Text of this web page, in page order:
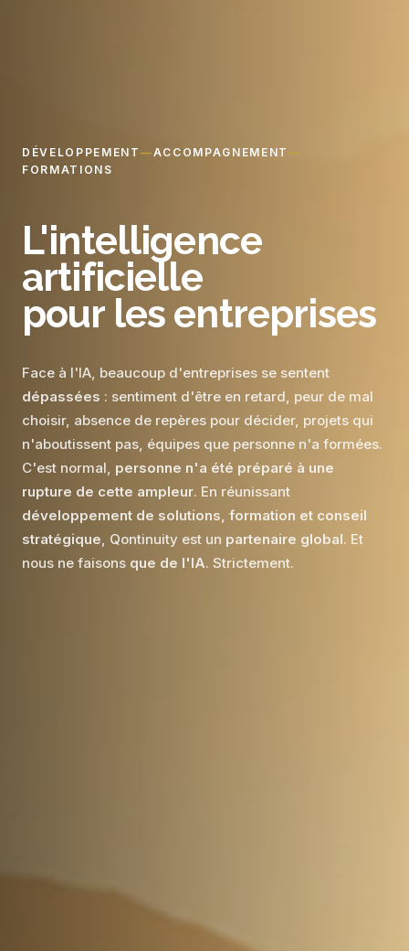
DÉVELOPPEMENT —ACCOMPAGNEMENT—
FORMATIONS
L'intelligence
artificielle
pour les entreprises
Face à l'IA, beaucoup d'entreprises se sentent
dépassées : sentiment d'être en retard, peur de mal
choisir, absence de repères pour décider, projets qui
n'aboutissent pas, équipes que personne n'a formées.
C'est normal, personne n'a été préparé à une
rupture de cette ampleur. En réunissant
développement de solutions, formation et conseil
stratégique , Qontinuity est un partenaire global. Et
nous ne faisons que de l'IA. Strictement.